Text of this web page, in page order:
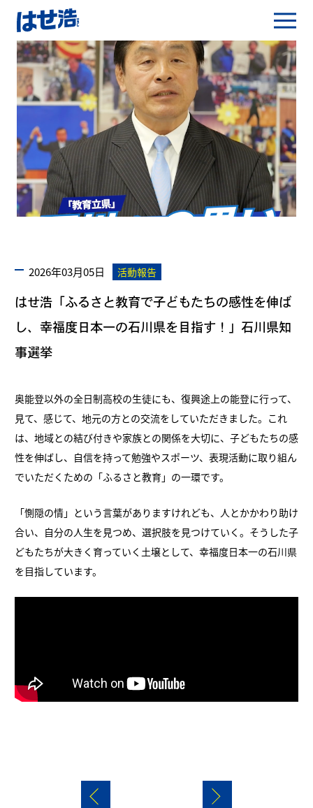
2026年03月05日 活動報告
はせ浩「ふるさと教育で子どもたちの感性を伸ば
し、幸福度日本一の石川県を目指す！」石川県知
事選挙
奥能登以外の全日制高校の生徒にも、復興途上の能登に行って、
見て、感じて、地元の方との交流をしていただきました。これ
は、地域との結び付きや家族との関係を大切に、子どもたちの感
性を伸ばし、自信を持って勉強やスポーツ、表現活動に取り組ん
でいただくための「ふるさと教育」の一環です。
「惻隠の情」という言葉がありますけれども、人とかかわり助け
合い、自分の人生を見つめ、選択肢を見つけていく。そうした子
どもたちが大きく育っていく土壌として、幸福度日本一の石川県
を目指しています。